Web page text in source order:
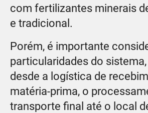
com fertilizantes minerais
e tradicional.
Porém, é importante
particularidades do
desde a logística de
matéria-prima, o
transporte final até o local